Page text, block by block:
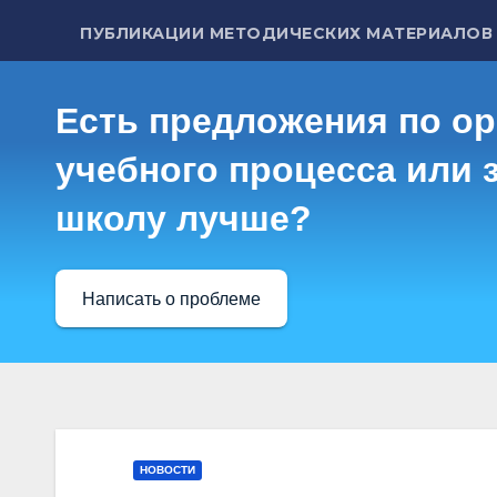
ПУБЛИКАЦИИ МЕТОДИЧЕСКИХ МАТЕРИАЛОВ
Есть предложения по
учебного процесса или
школу лучше?
Написать о проблеме
НОВОСТИ